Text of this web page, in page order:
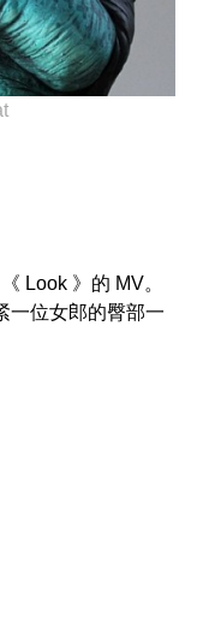
Look 》的 MV。
一位女郎的臀部一